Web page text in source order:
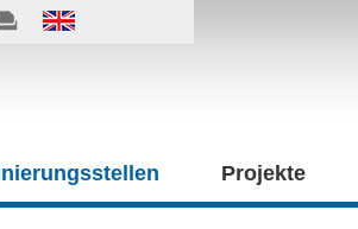
Projekte